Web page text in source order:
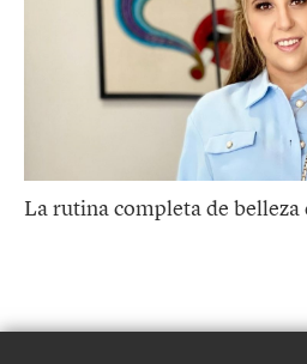
La rutina completa de belleza